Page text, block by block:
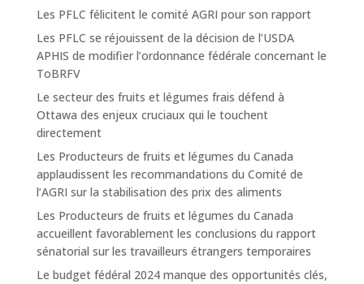
Les PFLC félicitent le comité AGRI pour son rapport
Les PFLC se réjouissent de la décision de l’USDA
APHIS de modifier l’ordonnance fédérale concernant le
ToBRFV
Le secteur des fruits et légumes frais défend à
Ottawa des enjeux cruciaux qui le touchent
directement
Les Producteurs de fruits et légumes du Canada
applaudissent les recommandations du Comité de
l’AGRI sur la stabilisation des prix des aliments
Les Producteurs de fruits et légumes du Canada
accueillent favorablement les conclusions du rapport
sénatorial sur les travailleurs étrangers temporaires
Le budget fédéral 2024 manque des opportunités clés,